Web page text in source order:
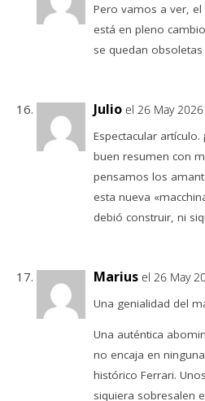
Pero vamos a ver,
está en pleno
se quedan
Julio el 26 May
Espectacular artículo.
buen resumen con
pensamos los
esta nueva
debió construir, ni
Marius el 26 May
Una genialidad del
Una auténtica
no encaja en
histórico Ferrari.
siquiera sobresalen